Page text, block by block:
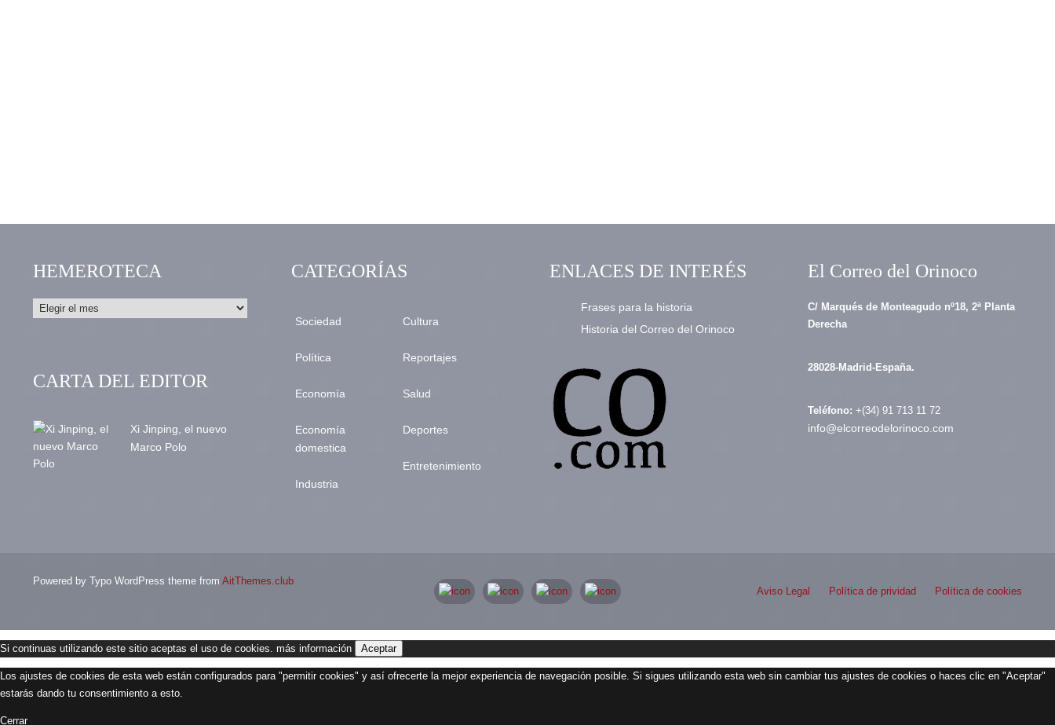
HEMEROTECA
CARTA DEL EDITOR
Xi Jinping, el nuevo
Marco Polo
CATEGORÍAS
Sociedad
Política
Economía
Economía
domestica
Industria
Cultura
Reportajes
Salud
Deportes
Entretenimiento
ENLACES DE INTERÉS
Frases para la historia
Historia del Correo del Orinoco
El Correo del Orinoco
C/ Marqués de Monteagudo nº18, 2ª Planta
Derecha
28028-Madrid-España.
Teléfono: +(34) 91 713 11 72
info@elcorreodelorinoco.com
Aviso Legal Política de prividad Política de cookies
Powered by Typo WordPress theme from AitThemes.club
Si continuas utilizando este sitio aceptas el uso de cookies. más información Aceptar
Los ajustes de cookies de esta web están configurados para "permitir cookies" y así ofrecerte la mejor experiencia de navegación posible. Si sigues utilizando esta web sin cambiar tus ajustes de cookies o haces clic en "Aceptar"
estarás dando tu consentimiento a esto.
Cerrar